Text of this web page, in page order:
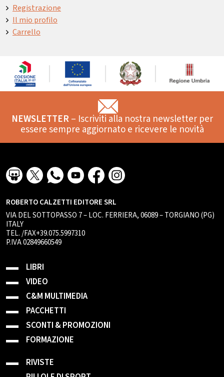
Registrazione
Il mio profilo
Carrello
NEWSLETTER– Iscriviti alla nostra newsletter per
essere sempre aggiornato e ricevere le novità
ROBERTO CALZETTI EDITORE SRL
VIA DEL SOTTOPASSO 7 – LOC. FERRIERA, 06089 – TORGIANO (PG)
ITALY
TEL. /FAX+39.075.5997310
P.IVA 02849660549
LIBRI
VIDEO
C&M MULTIMEDIA
PACCHETTI
SCONTI & PROMOZIONI
FORMAZIONE
RIVISTE